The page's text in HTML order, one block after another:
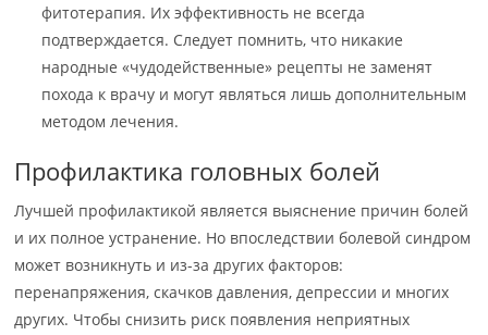
фитотерапия. Их эффективность не всегда
подтверждается. Следует помнить, что никакие
народные «чудодейственные» рецепты не заменят
похода к врачу и могут являться лишь дополнительным
методом лечения.
Профилактика головных болей
Лучшей профилактикой является выяснение причин болей
и их полное устранение. Но впоследствии болевой синдром
может возникнуть и из-за других факторов:
перенапряжения, скачков давления, депрессии и многих
других. Чтобы снизить риск появления неприятных